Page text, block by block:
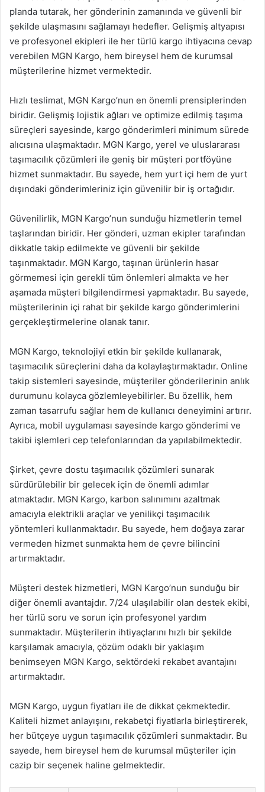
planda tutarak, her gönderinin zamanında ve güvenli bir
şekilde ulaşmasını sağlamayı hedefler. Gelişmiş altyapısı
ve profesyonel ekipleri ile her türlü kargo ihtiyacına cevap
verebilen MGN Kargo, hem bireysel hem de kurumsal
müşterilerine hizmet vermektedir.
Hızlı teslimat, MGN Kargo’nun en önemli prensiplerinden
biridir. Gelişmiş lojistik ağları ve optimize edilmiş taşıma
süreçleri sayesinde, kargo gönderimleri minimum sürede
alıcısına ulaşmaktadır. MGN Kargo, yerel ve uluslararası
taşımacılık çözümleri ile geniş bir müşteri portföyüne
hizmet sunmaktadır. Bu sayede, hem yurt içi hem de yurt
dışındaki gönderimleriniz için güvenilir bir iş ortağıdır.
Güvenilirlik, MGN Kargo’nun sunduğu hizmetlerin temel
taşlarından biridir. Her gönderi, uzman ekipler tarafından
dikkatle takip edilmekte ve güvenli bir şekilde
taşınmaktadır. MGN Kargo, taşınan ürünlerin hasar
görmemesi için gerekli tüm önlemleri almakta ve her
aşamada müşteri bilgilendirmesi yapmaktadır. Bu sayede,
müşterilerinin içi rahat bir şekilde kargo gönderimlerini
gerçekleştirmelerine olanak tanır.
MGN Kargo, teknolojiyi etkin bir şekilde kullanarak,
taşımacılık süreçlerini daha da kolaylaştırmaktadır. Online
takip sistemleri sayesinde, müşteriler gönderilerinin anlık
durumunu kolayca gözlemleyebilirler. Bu özellik, hem
zaman tasarrufu sağlar hem de kullanıcı deneyimini artırır.
Ayrıca, mobil uygulaması sayesinde kargo gönderimi ve
takibi işlemleri cep telefonlarından da yapılabilmektedir.
Şirket, çevre dostu taşımacılık çözümleri sunarak
sürdürülebilir bir gelecek için de önemli adımlar
atmaktadır. MGN Kargo, karbon salınımını azaltmak
amacıyla elektrikli araçlar ve yenilikçi taşımacılık
yöntemleri kullanmaktadır. Bu sayede, hem doğaya zarar
vermeden hizmet sunmakta hem de çevre bilincini
artırmaktadır.
Müşteri destek hizmetleri, MGN Kargo’nun sunduğu bir
diğer önemli avantajdır. 7/24 ulaşılabilir olan destek ekibi,
her türlü soru ve sorun için profesyonel yardım
sunmaktadır. Müşterilerin ihtiyaçlarını hızlı bir şekilde
karşılamak amacıyla, çözüm odaklı bir yaklaşım
benimseyen MGN Kargo, sektördeki rekabet avantajını
artırmaktadır.
MGN Kargo, uygun fiyatları ile de dikkat çekmektedir.
Kaliteli hizmet anlayışını, rekabetçi fiyatlarla birleştirerek,
her bütçeye uygun taşımacılık çözümleri sunmaktadır. Bu
sayede, hem bireysel hem de kurumsal müşteriler için
cazip bir seçenek haline gelmektedir.